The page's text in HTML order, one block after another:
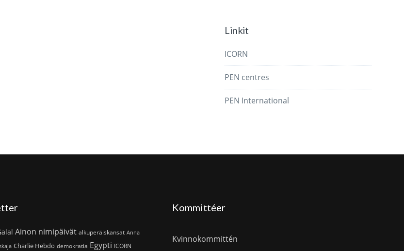
Linkit
ICORN
PEN centres
PEN International
Ainon nimipäivät alkuperäiskansat Anna
Charlie Hebdo demokratia Egypti ICORN
Kommittéer
Kvinnokommittén